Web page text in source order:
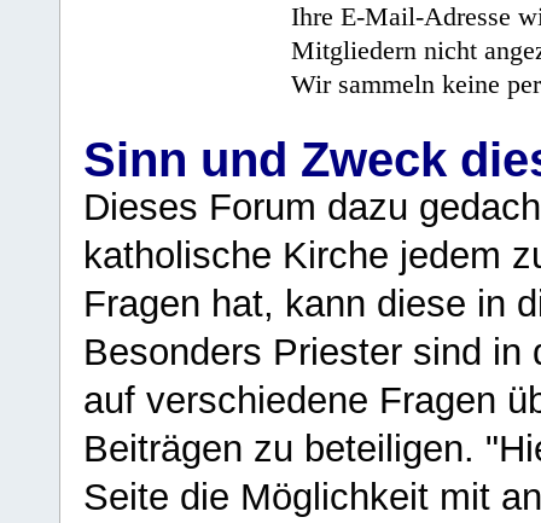
Ihre E-Mail-Adresse
Mitgliedern nicht
Wir sammeln keine
Sinn und Zweck
Dieses Forum dazu
katholische Kirche jedem
Fragen hat, kann diese in
Besonders Priester sind in
auf verschiedene Fragen
Beiträgen zu beteiligen.
Seite die Möglichkeit mit